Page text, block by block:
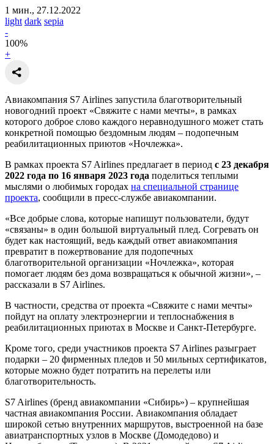
1 мин., 27.12.2022
light dark sepia
-
100%
+
Авиакомпания S7 Airlines запустила благотворительный
новогодний проект «Свяжите с нами мечты», в рамках
которого доброе слово каждого неравнодушного может стать
конкретной помощью бездомным людям – подопечным
реабилитационных приютов «Ночлежка».
В рамках проекта S7 Airlines предлагает в период с 23 декабря
2022 года по 16 января 2023 года поделиться теплыми
мыслями о любимых городах на специальной странице
проекта, сообщили в пресс-службе авиакомпании.
«Все добрые слова, которые напишут пользователи, будут
«связаны» в один большой виртуальный плед. Согревать он
будет как настоящий, ведь каждый ответ авиакомпания
превратит в пожертвование для подопечных
благотворительной организации «Ночлежка», которая
помогает людям без дома возвращаться к обычной жизни», –
рассказали в S7 Airlines.
В частности, средства от проекта «Свяжите с нами мечты»
пойдут на оплату электроэнергии и теплоснабжения в
реабилитационных приютах в Москве и Санкт-Петербурге.
Кроме того, среди участников проекта S7 Airlines разыграет
подарки – 20 фирменных пледов и 50 мильных сертификатов,
которые можно будет потратить на перелеты или
благотворительность.
S7 Airlines (бренд авиакомпании «Сибирь») – крупнейшая
частная авиакомпания России. Авиакомпания обладает
широкой сетью внутренних маршрутов, выстроенной на базе
авиатранспортных узлов в Москве (Домодедово) и